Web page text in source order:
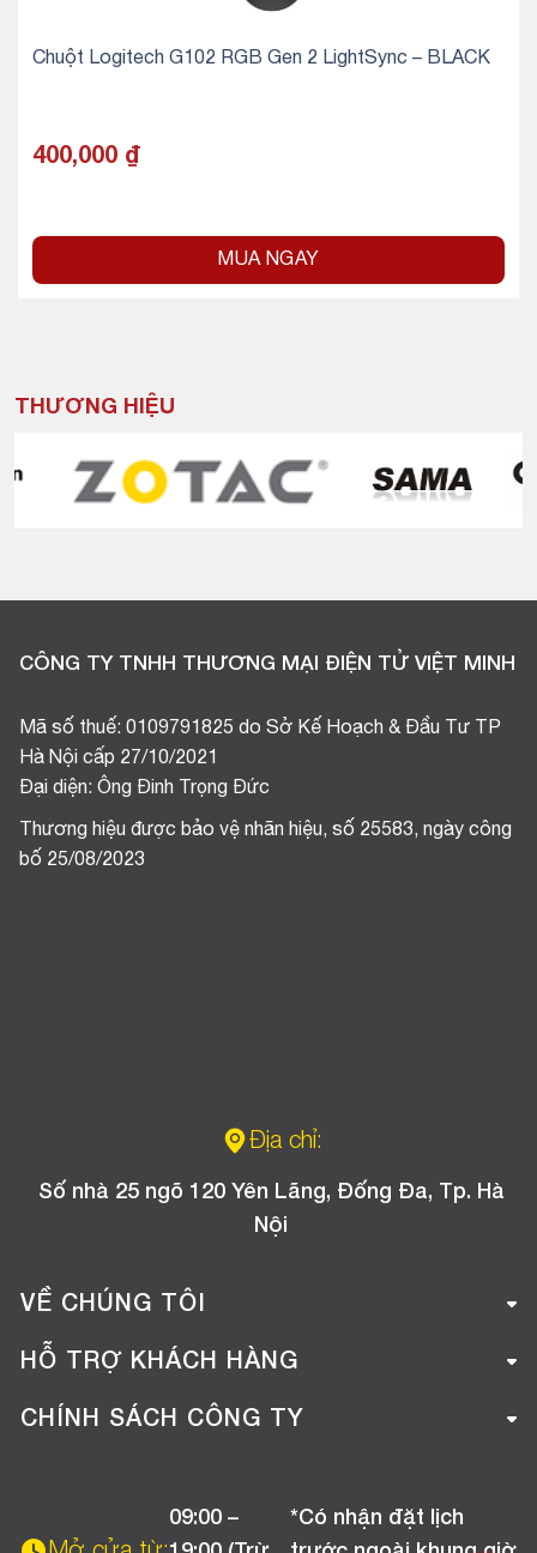
Chuột Logitech G102 RGB Gen 2 LightSync – BLACK
400,000 ₫
MUA NGAY
THƯƠNG HIỆU
CÔNG TY TNHH THƯƠNG MẠI ĐIỆN TỬ VIỆT MINH
Mã số thuế: 0109791825 do Sở Kế Hoạch & Đầu Tư TP
Hà Nội cấp 27/10/2021
Đại diện: Ông Đinh Trọng Đức
Thương hiệu được bảo vệ nhãn hiệu, số 25583, ngày công
bố 25/08/2023
Địa chỉ:
Số nhà 25 ngõ 120 Yên Lãng, Đống Đa, Tp. Hà
Nội
VỀ CHÚNG TÔI
Giới thiệu công ty
Tuyển dụng
HỖ TRỢ KHÁCH HÀNG
Hướng dẫn mua hàng online
Chương trình khuyến mãi
CHÍNH SÁCH CÔNG TY
Chính sách bảo hành09:00 –
*Có nhận đặt lịch